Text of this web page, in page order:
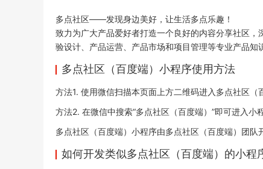
多点社区——发现身边美好，让生活多点乐趣！
致力为广大产品爱好者打造一个良好的内容分享社区
验设计、产品运营、产品市场和项目管理等专业产品知
多点社区（百度端）小程序使用方法
方法1. 使用微信扫描本页面上方二维码进入多点社区（
方法2. 在微信中搜索“多点社区（百度端）”即可进入小
多点社区（百度端）小程序由多点社区（百度端）团
如何开发类似多点社区（百度端）的小程